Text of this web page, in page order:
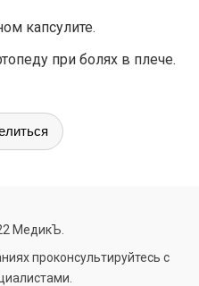
капсулите.
при болях в плече.
МедикЪ.
проконсультируйтесь с